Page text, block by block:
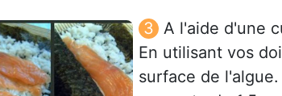
A l'aide d'une
En utilisant vos
surface de